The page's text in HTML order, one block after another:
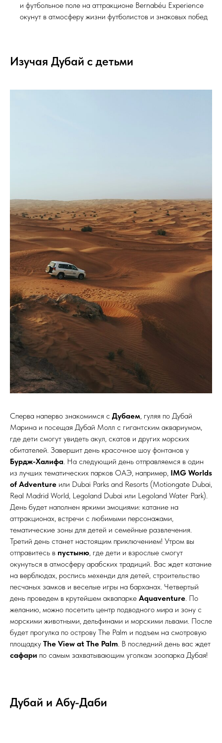
и футбольное поле на аттракционе Bernabéu Experience
окунут в атмосферу жизни футболистов и знаковых побед
Изучая Дубай с детьми
Сперва наперво знакомимся с Дубаем , гуляя по Дубай
Марина и посещая Дубай Молл с гигантским аквариумом,
где дети смогут увидеть акул, скатов и других морских
обитателей. Завершит день красочное шоу фонтанов у
Бурдж-Халифа . На следующий день отправляемся в один
из лучших тематических парков ОАЭ, например, IMG Worlds
of Adventure или Dubai Parks and Resorts (Motiongate Dubai,
Real Madrid World, Legoland Dubai или Legoland Water Park).
День будет наполнен яркими эмоциями: катание на
аттракционах, встречи с любимыми персонажами,
тематические зоны для детей и семейные развлечения.
Третий день станет настоящим приключением! Утром вы
отправитесь в пустыню , где дети и взрослые смогут
окунуться в атмосферу арабских традиций. Вас ждет катание
на верблюдах, роспись мехенди для детей, строительство
песчаных замков и веселые игры на барханах. Четвертый
день проведем в крутейшем аквапарке Aquaventure . По
желанию, можно посетить центр подводного мира и зону с
морскими животными, дельфинами и морскими львами. После
будет прогулка по острову The Palm и подъем на смотровую
площадку The View at The Palm . В последний день вас ждет
сафари по самым захватывающим уголкам зоопарка Дубая!
Дубай и Абу-Даби